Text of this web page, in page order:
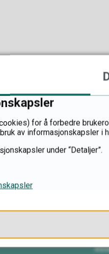
LinkedIn
Tips en venn
for å forbedre
av informasjonskapsler i
under “Detaljer”.